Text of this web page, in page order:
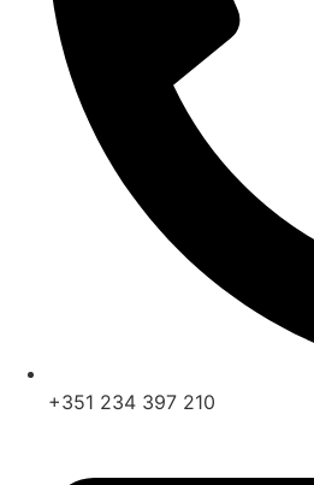
+351 234 397 210